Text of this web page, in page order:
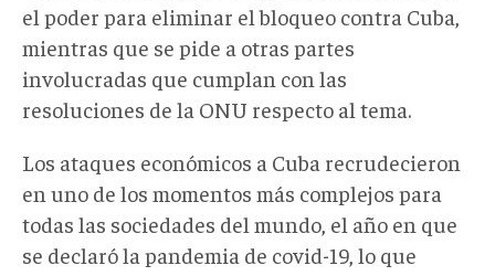
el poder para eliminar el bloqueo contra Cuba,
mientras que se pide a otras partes
involucradas que cumplan con las
resoluciones de la ONU respecto al tema.
Los ataques económicos a Cuba recrudecieron
en uno de los momentos más complejos para
todas las sociedades del mundo, el año en que
se declaró la pandemia de covid-19, lo que